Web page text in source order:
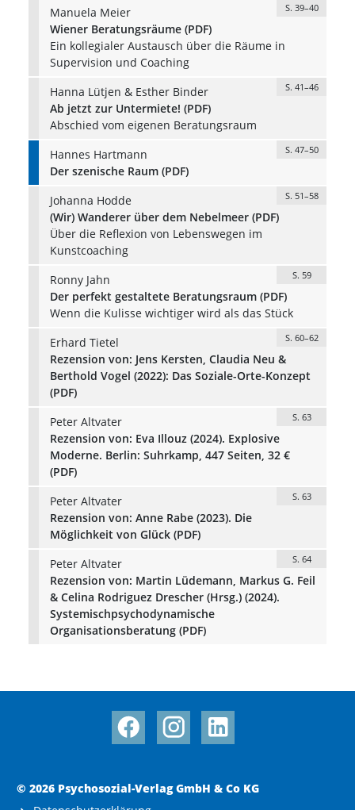
Manuela Meier
S. 39–40
Wiener Beratungsräume (PDF)
Ein kollegialer Austausch über die Räume in
Supervision und Coaching
Hanna Lütjen & Esther Binder
S. 41–46
Ab jetzt zur Untermiete! (PDF)
Abschied vom eigenen Beratungsraum
Hannes Hartmann
S. 47–50
Der szenische Raum (PDF)
Johanna Hodde
S. 51–58
(Wir) Wanderer über dem Nebelmeer (PDF)
Über die Reflexion von Lebenswegen im
Kunstcoaching
Ronny Jahn
S. 59
Der perfekt gestaltete Beratungsraum (PDF)
Wenn die Kulisse wichtiger wird als das Stück
Erhard Tietel
S. 60–62
Rezension von: Jens Kersten, Claudia Neu &
Berthold Vogel (2022): Das Soziale-Orte-Konzept
(PDF)
Peter Altvater
S. 63
Rezension von: Eva Illouz (2024). Explosive
Moderne. Berlin: Suhrkamp, 447 Seiten, 32 €
(PDF)
Peter Altvater
S. 63
Rezension von: Anne Rabe (2023). Die
Möglichkeit von Glück (PDF)
Peter Altvater
S. 64
Rezension von: Martin Lüdemann, Markus G. Feil
& Celina Rodriguez Drescher (Hrsg.) (2024).
Systemischpsychodynamische
Organisationsberatung (PDF)
© 2026 Psychosozial-Verlag GmbH & Co KG